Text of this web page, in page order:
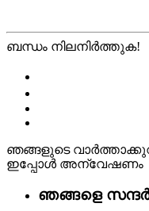
ബന്ധം നിലനിർത്തുക!
ഞങ്ങളുടെ
ഇപ്പോൾ അന്വേഷണം
ഞങ്ങളെ